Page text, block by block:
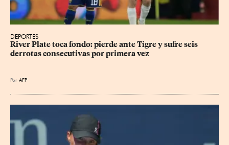
DEPORTES
River Plate toca fondo: pierde ante Tigre y sufre seis
derrotas consecutivas por primera vez
Por AFP